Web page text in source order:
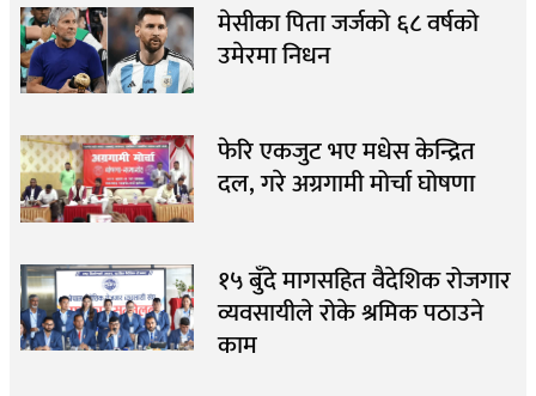
मेसीका पिता जर्जको ६८ वर्षको
उमेरमा निधन
फेरि एकजुट भए मधेस केन्द्रित
दल, गरे अग्रगामी मोर्चा घोषणा
१५ बुँदे मागसहित वैदेशिक रोजगार
व्यवसायीले रोके श्रमिक पठाउने
काम